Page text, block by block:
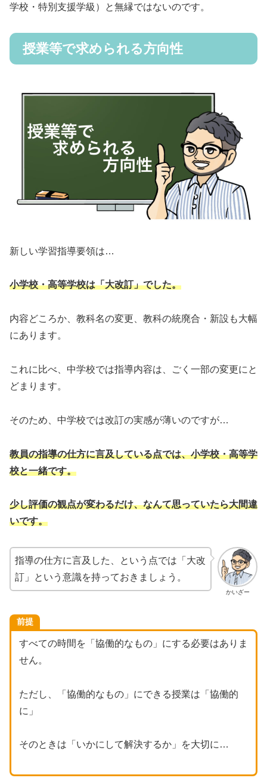
学校・特別支援学級）と無縁ではないのです。
授業等で求められる方向性
新しい学習指導要領は…
小学校・高等学校は「大改訂」でした。
内容どころか、教科名の変更、教科の統廃合・新設も大幅
にあります。
これに比べ、中学校では指導内容は、ごく一部の変更にと
どまります。
そのため、中学校では改訂の実感が薄いのですが…
教員の指導の仕方に言及している点では、小学校・高等学
校と一緒です。
少し評価の観点が変わるだけ、なんて思っていたら大間違
いです。
かいざー
指導の仕方に言及した、という点では「大改
訂」という意識を持っておきましょう。
前提
すべての時間を「協働的なもの」にする必要はありま
せん。
ただし、「協働的なもの」にできる授業は「協働的
に」
そのときは「いかにして解決するか」を大切に…